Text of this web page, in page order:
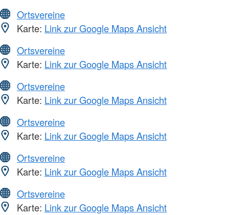
Ortsvereine
Karte: Link zur Google Maps Ansicht
Ortsvereine
Karte: Link zur Google Maps Ansicht
Ortsvereine
Karte: Link zur Google Maps Ansicht
Ortsvereine
Karte: Link zur Google Maps Ansicht
Ortsvereine
Karte: Link zur Google Maps Ansicht
Ortsvereine
Karte: Link zur Google Maps Ansicht